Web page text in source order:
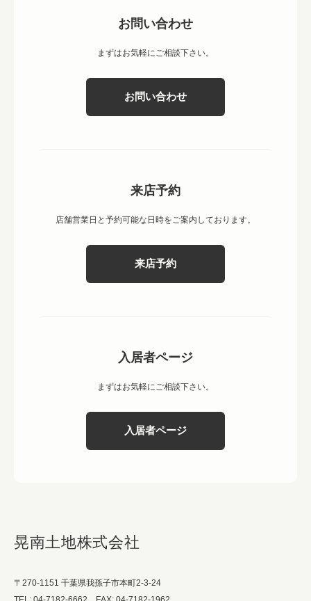
お問い合わせ
まずはお気軽にご相談下さい。
お問い合わせ
来店予約
店舗営業日と予約可能な日時をご案内しております。
来店予約
入居者ページ
まずはお気軽にご相談下さい。
入居者ページ
晃南土地株式会社
〒270-1151 千葉県我孫子市本町2-3-24